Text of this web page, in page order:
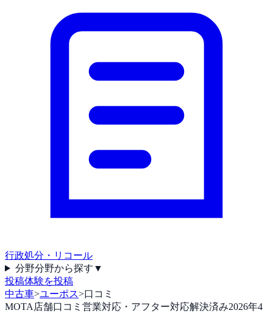
行政処分・リコール
分野分野から探す ▼
投稿体験を投稿
中古車>ユーポス>口コミ
MOTA店舗口コミ 営業対応・アフター対応解決済み2026年4